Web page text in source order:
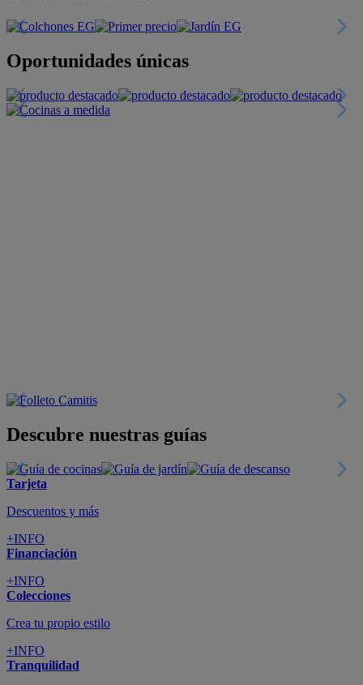
Oportunidades únicas
Descubre nuestras guías
Tarjeta
Descuentos y más
+INFO
Financiación
+INFO
Colecciones
Crea tu propio estilo
+INFO
Tranquilidad